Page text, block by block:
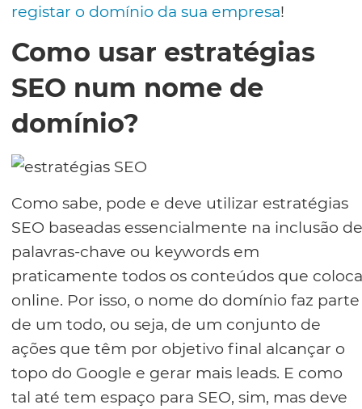
registar o domínio da sua empresa!
Como usar estratégias
SEO num nome de
domínio?
Como sabe, pode e deve utilizar estratégias
SEO baseadas essencialmente na inclusão de
palavras-chave ou keywords em
praticamente todos os conteúdos que coloca
online. Por isso, o nome do domínio faz parte
de um todo, ou seja, de um conjunto de
ações que têm por objetivo final alcançar o
topo do Google e gerar mais leads. E como
tal até tem espaço para SEO, sim, mas deve